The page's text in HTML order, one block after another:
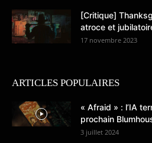
[Critique]
atroce et
17 novembre 2023
ARTICLES POPULAIRES
« Afraid » : l’IA
prochain
3 juillet 2024